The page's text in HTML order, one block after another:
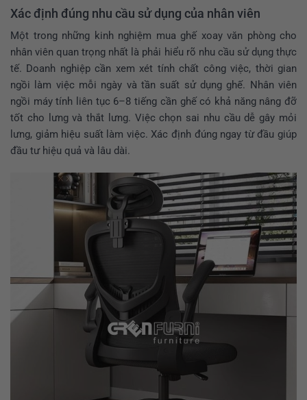
Xác định đúng nhu cầu sử dụng của nhân viên
Một trong những kinh nghiệm mua ghế xoay văn phòng cho
nhân viên quan trọng nhất là phải hiểu rõ nhu cầu sử dụng thực
tế. Doanh nghiệp cần xem xét tính chất công việc, thời gian
ngồi làm việc mỗi ngày và tần suất sử dụng ghế. Nhân viên
ngồi máy tính liên tục 6–8 tiếng cần ghế có khả năng nâng đỡ
tốt cho lưng và thắt lưng. Việc chọn sai nhu cầu dễ gây mỏi
lưng, giảm hiệu suất làm việc. Xác định đúng ngay từ đầu giúp
đầu tư hiệu quả và lâu dài.